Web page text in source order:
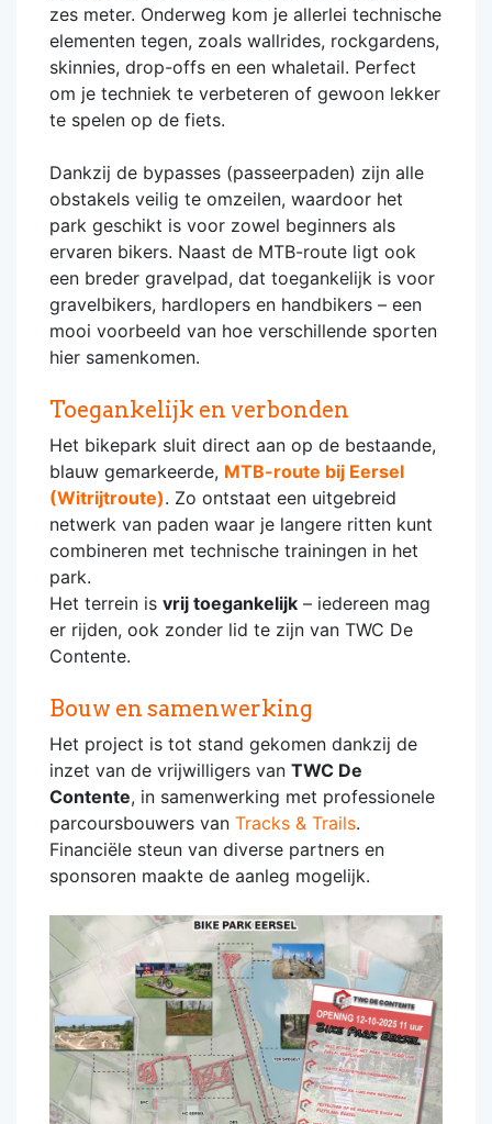
zes meter. Onderweg kom je allerlei technische
elementen tegen, zoals wallrides, rockgardens,
skinnies, drop-offs en een whaletail. Perfect
om je techniek te verbeteren of gewoon lekker
te spelen op de fiets.
Dankzij de bypasses (passeerpaden) zijn alle
obstakels veilig te omzeilen, waardoor het
park geschikt is voor zowel beginners als
ervaren bikers. Naast de MTB-route ligt ook
een breder gravelpad, dat toegankelijk is voor
gravelbikers, hardlopers en handbikers – een
mooi voorbeeld van hoe verschillende sporten
hier samenkomen.
Toegankelijk en verbonden
Het bikepark sluit direct aan op de bestaande,
blauw gemarkeerde, MTB-route bij Eersel
(Witrijtroute). Zo ontstaat een uitgebreid
netwerk van paden waar je langere ritten kunt
combineren met technische trainingen in het
park.
Het terrein is vrij toegankelijk – iedereen mag
er rijden, ook zonder lid te zijn van TWC De
Contente.
Bouw en samenwerking
Het project is tot stand gekomen dankzij de
inzet van de vrijwilligers van TWC De
Contente, in samenwerking met professionele
parcoursbouwers van Tracks & Trails.
Financiële steun van diverse partners en
sponsoren maakte de aanleg mogelijk.